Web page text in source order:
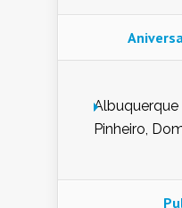
Albuquerque
Pinheiro,
Nunes de